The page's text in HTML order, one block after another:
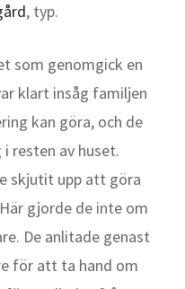
, typ.
som genomgick en
klart insåg familjen
kan göra, och de
resten av huset.
skjutit upp att göra
gjorde de inte om
De anlitade genast
för att ta hand om